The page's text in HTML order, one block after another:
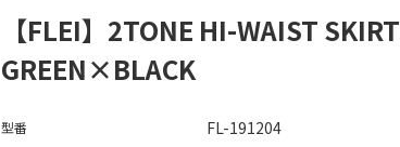
【FLEI】2TONE HI-WAIST SKIRT
GREEN×BLACK
型番 FL-191204